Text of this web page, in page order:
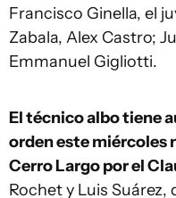
Francisco Ginella, el
Zabala, Alex Castro;
Emmanuel Gigliotti.
El técnico albo tiene
orden este miércoles
Cerro Largo por el
Rochet y Luis Suárez,